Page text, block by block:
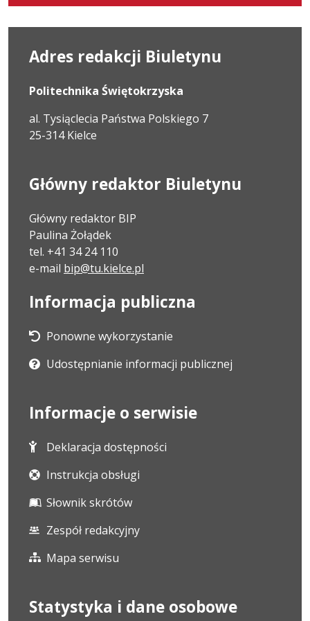
Adres redakcji Biuletynu
Politechnika Świętokrzyska
al. Tysiąclecia Państwa Polskiego 7
25-314 Kielce
Główny redaktor Biuletynu
Główny redaktor BIP
Paulina Żołądek
tel. +41 34 24 110
e-mail bip@tu.kielce.pl
Informacja publiczna
Ponowne wykorzystanie
Udostępnianie informacji publicznej
Informacje o serwisie
Deklaracja dostępności
Instrukcja obsługi
Słownik skrótów
Zespół redakcyjny
Mapa serwisu
Statystyka i dane osobowe